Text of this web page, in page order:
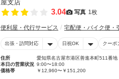
3.04 写真 1枚
便利屋・代行サービス 宅配便・バイク便・
出張・訪問対応 日祝OK クーポ
住所
愛知県名古屋市港区善進本町511番地
本日の営業状況 9:00〜18:00
価格帯
￥12,960〜￥151,200